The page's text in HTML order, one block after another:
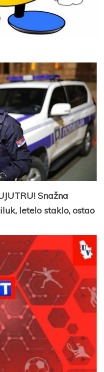
Snažna
letelo staklo, ostao